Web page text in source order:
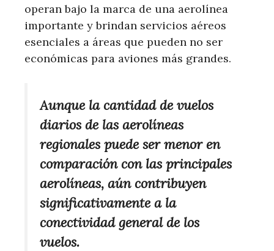
operan bajo la marca de una aerolínea
importante y brindan servicios aéreos
esenciales a áreas que pueden no ser
económicas para aviones más grandes.
Aunque la cantidad de vuelos
diarios de las aerolíneas
regionales puede ser menor en
comparación con las principales
aerolíneas, aún contribuyen
significativamente a la
conectividad general de los
vuelos.